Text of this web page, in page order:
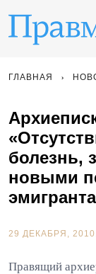
ГЛАВНАЯ
болезнь,
новыми
29 ДЕКАБРЯ,
Правящий